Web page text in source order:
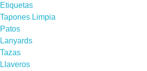
Etiquetas
Tapones Limpia
Patos
Lanyards
Tazas
Llaveros